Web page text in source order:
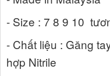
- Size : 7 8 9 10
- Chất liệu : Găng
hợp Nitrile